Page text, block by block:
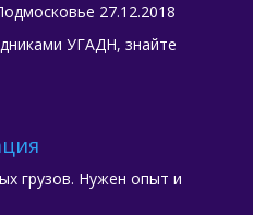
27.12.2018
УГАДН, знайте
грузов. Нужен опыт и